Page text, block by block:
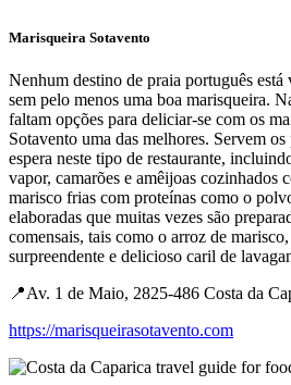
Marisqueira Sotavento
Nenhum destino de praia português
sem pelo menos uma boa marisqueira.
faltam opções para deliciar-se com os
Sotavento uma das melhores. Servem os
espera neste tipo de restaurante,
vapor, camarões e amêijoas cozinhados
marisco frias com proteínas como o
elaboradas que muitas vezes são
comensais, tais como o arroz de
surpreendente e delicioso caril de
📍Av. 1 de Maio, 2825-486 Costa da
https://marisqueirasotavento.com